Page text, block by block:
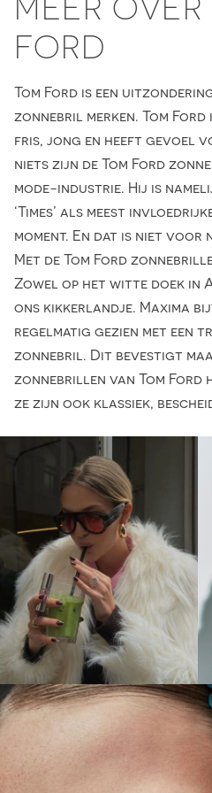
MEER
FORD
Tom Ford is een
zonnebril merken. Tom
fris, jong en heeft gevoel
niets zijn de Tom Ford
mode-industrie. Hij is
‘Times’ als meest
moment. En dat is niet voor
Met de Tom Ford
Zowel op het witte doek in
ons kikkerlandje. Maxima
regelmatig gezien met een
zonnebril. Dit bevestigt
zonnebrillen van Tom Ford
ze zijn ook klassiek,